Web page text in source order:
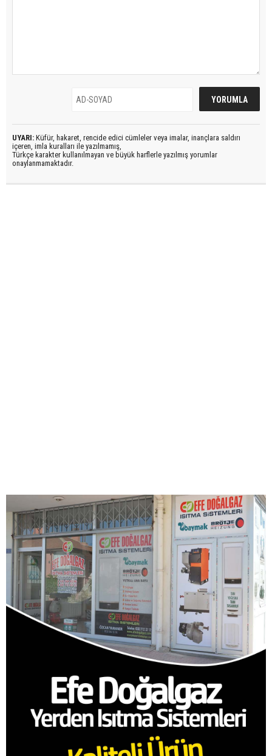
UYARI: Küfür, hakaret, rencide edici cümleler veya imalar, inançlara saldırı
içeren, imla kuralları ile yazılmamış,
Türkçe karakter kullanılmayan ve büyük harflerle yazılmış yorumlar
onaylanmamaktadır.